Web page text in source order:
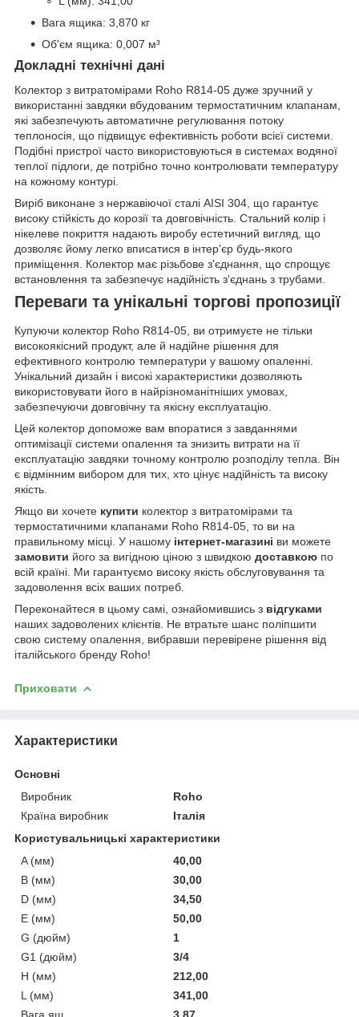
Вага ящика: 3,870 кг
Об'єм ящика: 0,007 м³
Докладні технічні дані
Колектор з витратомірами Roho R814-05 дуже зручний у
використанні завдяки вбудованим термостатичним клапанам,
які забезпечують автоматичне регулювання потоку
теплоносія, що підвищує ефективність роботи всієї системи.
Подібні пристрої часто використовуються в системах водяної
теплої підлоги, де потрібно точно контролювати температуру
на кожному контурі.
Виріб виконане з нержавіючої сталі AISI 304, що гарантує
високу стійкість до корозії та довговічність. Стальний колір і
нікелеве покриття надають виробу естетичний вигляд, що
дозволяє йому легко вписатися в інтер'єр будь-якого
приміщення. Колектор має різьбове з'єднання, що спрощує
встановлення та забезпечує надійність з'єднань з трубами.
Переваги та унікальні торгові пропозиції
Купуючи колектор Roho R814-05, ви отримуєте не тільки
високоякісний продукт, але й надійне рішення для
ефективного контролю температури у вашому опаленні.
Унікальний дизайн і високі характеристики дозволяють
використовувати його в найрізноманітніших умовах,
забезпечуючи довговічну та якісну експлуатацію.
Цей колектор допоможе вам впоратися з завданнями
оптимізації системи опалення та знизить витрати на її
експлуатацію завдяки точному контролю розподілу тепла. Він
є відмінним вибором для тих, хто цінує надійність та високу
якість.
Якщо ви хочете купити колектор з витратомірами та
термостатичними клапанами Roho R814-05, то ви на
правильному місці. У нашому інтернет-магазині ви можете
замовити його за вигідною ціною з швидкою доставкою по
всій країні. Ми гарантуємо високу якість обслуговування та
задоволення всіх ваших потреб.
Переконайтеся в цьому самі, ознайомившись з відгуками
наших задоволених клієнтів. Не втратьте шанс поліпшити
свою систему опалення, вибравши перевірене рішення від
італійського бренду Roho!
Приховати
Характеристики
Основні
Виробник
Roho
Країна виробник
Італія
Користувальницькі характеристики
A (мм)
40,00
B (мм)
30,00
D (мм)
34,50
E (мм)
50,00
G (дюйм)
1
G1 (дюйм)
3/4
H (мм)
212,00
L (мм)
341,00
Вага ящ.
3.87